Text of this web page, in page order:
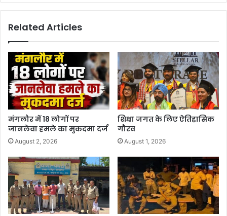
Related Articles
मंगलौर में 18 लोगों पर
जानलेवा हमले का मुकदमा दर्ज
August 2, 2026
शिक्षा जगत के लिए ऐतिहासिक
गौरव
August 1, 2026